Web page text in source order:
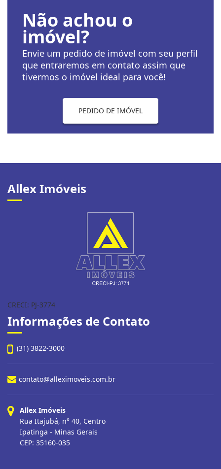
Não achou o
imóvel?
Envie um pedido de imóvel com seu perfil
que entraremos em contato assim que
tivermos o imóvel ideal para você!
PEDIDO DE IMÓVEL
Allex Imóveis
CRECI: PJ-3774
Informações de Contato
(31) 3822-3000
contato@alleximoveis.com.br
Allex Imóveis
Rua Itajubá, n° 40, Centro
Ipatinga - Minas Gerais
CEP: 35160-035